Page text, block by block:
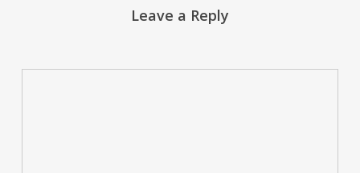
Leave a Reply